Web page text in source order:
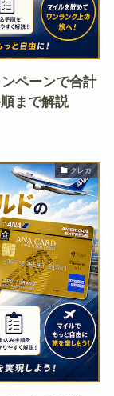
ペーンで合計
まで解説
クレカ